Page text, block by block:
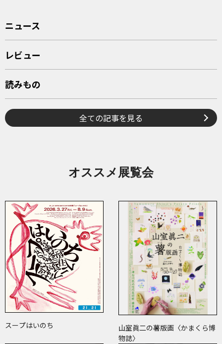
ニュース
レビュー
読みもの
全ての記事を見る
オススメ展覧会
スープはいのち
山室眞二の薯版画〈かまくら博
物誌〉